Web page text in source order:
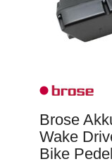
Brose
Wake
Bike